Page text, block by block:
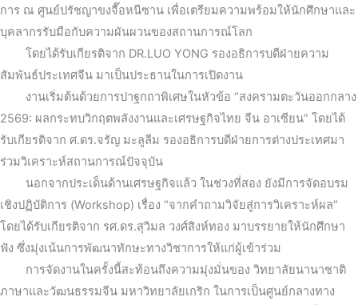
การ ณ ศูนย์ปรัชญาขงจื๊อหนีซาน เพื่อเตรียมความพร้อมให้นักศึกษาและ
บุคลากรรับมือกับความผันผวนของสถานการณ์โลก
โดยได้รับเกียรติจาก DR.LUO YONG รองอธิการบดีฝ่ายความ
สัมพันธ์ประเทศจีน มาเป็นประธานในการเปิดงาน
งานเริ่มต้นด้วยการปาฐกถาพิเศษในหัวข้อ “สงครามตะวันออกกลาง
2569: ผลกระทบวิกฤตพลังงานและเศรษฐกิจไทย จีน อาเซียน” โดยได้
รับเกียรติจาก ศ.ดร.จรัญ มะลูลีม รองอธิการบดีฝ่ายการต่างประเทศมา
ร่วมวิเคราะห์สถานการณ์ปัจจุบัน
นอกจากประเด็นด้านเศรษฐกิจแล้ว ในช่วงที่สอง ยังมีการจัดอบรม
เชิงปฏิบัติการ (Workshop) เรื่อง “จากคำถามวิจัยสู่การวิเคราะห์ผล”
โดยได้รับเกียรติจาก รศ.ดร.สุวิมล วงศ์สิงห์ทอง มาบรรยายให้นักศึกษา
ฟัง ซึ่งมุ่งเน้นการพัฒนาทักษะทางวิชาการให้แก่ผู้เข้าร่วม
การจัดงานในครั้งนี้สะท้อนถึงความมุ่งมั่นของ วิทยาลัยนานาชาติ
ภาษาและวัฒนธรรมจีน มหาวิทยาลัยเกริก ในการเป็นศูนย์กลางทาง